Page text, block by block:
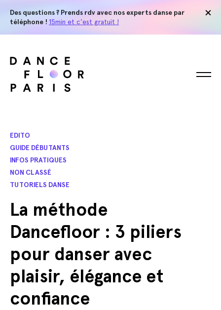
Des questions ? Prends rdv avec nos experts danse par
téléphone ! 15min et c'est gratuit !
EDITO
GUIDE DÉBUTANTS
INFOS PRATIQUES
NON CLASSÉ
TUTORIELS DANSE
La méthode
Dancefloor : 3 piliers
pour danser avec
plaisir, élégance et
confiance